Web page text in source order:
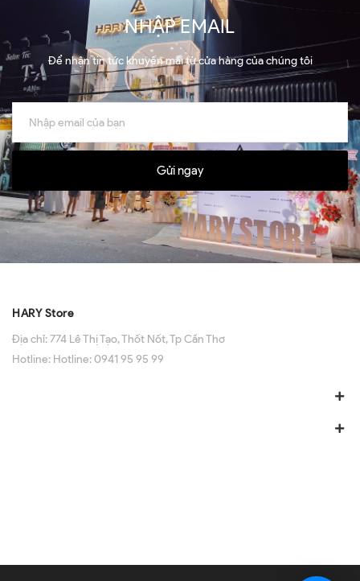
NHẬP EMAIL
Để nhận tin tức khuyến mãi từ cửa hàng của chúng tôi
Gửi ngay
HARY Store
Địa chỉ:774 Lê Thị Tạo, Thốt Nốt, Tp Cần Thơ
Hotline: Hotline: 0941 95 95 99